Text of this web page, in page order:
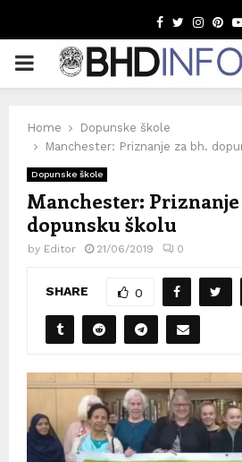
Facebook
Twitter
PRIMARY
Home
Dopunske škole
Manchester: Priznanje za bh.
Dopunske škole
Manchester: Priznanje
dopunsku školu
by Editor 21/06/2019 0
SHARE 0